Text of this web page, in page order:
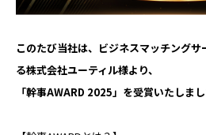
INVOICE
お問い合わせ
このたび当社は、ビジネスマッチング
る株式会社ユーティル様より、
「幹事AWARD 2025」を受賞いたしまし